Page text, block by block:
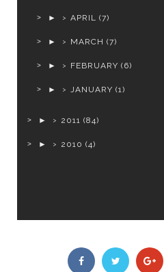
► APRIL (7)
► MARCH (7)
► FEBRUARY (6)
► JANUARY (1)
► 2011 (84)
► 2010 (4)